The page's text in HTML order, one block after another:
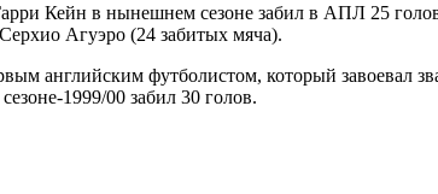
Кейн в нынешнем сезоне забил в АПЛ 25
Агуэро (24 забитых мяча).
английским футболистом, который завоевал
1999/00 забил 30 голов.